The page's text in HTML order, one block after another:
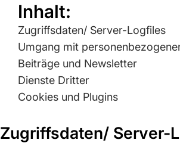
Inhalt:
Zugriffsdaten/ Server-Logfiles
Umgang mit
Beiträge und Newsletter
Dienste Dritter
Cookies und Plugins
Zugriffsdaten/ Server-